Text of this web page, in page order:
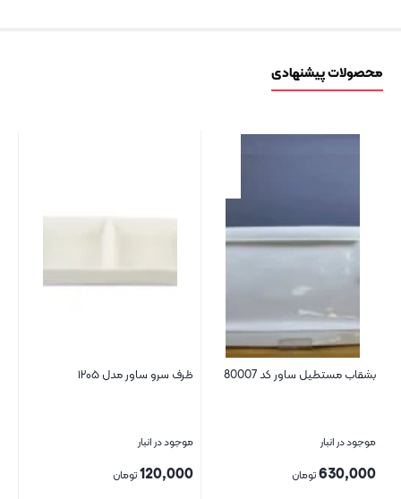
محصولات پیشنهادی
بشقاب مستطیل ساور کد 80007
موجود در انبار
630,000تومان
ظرف سرو ساور مدل ۱۲۰۵
موجود در انبار
120,000تومان